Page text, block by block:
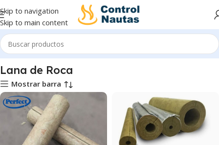
Skip to navigation
Skip to main content
Inicio Lana de Roca
Lana de Roca
Mostrar barra